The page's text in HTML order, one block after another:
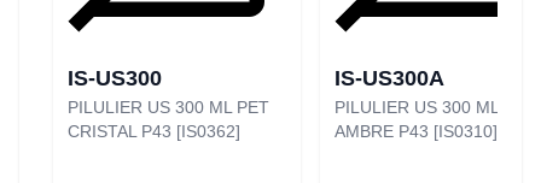
IS-US300
PILULIER US 300 ML PET
CRISTAL P43 [IS0362]
IS-US300A
PILULIER US 300 ML PET
AMBRE P43 [IS0310]